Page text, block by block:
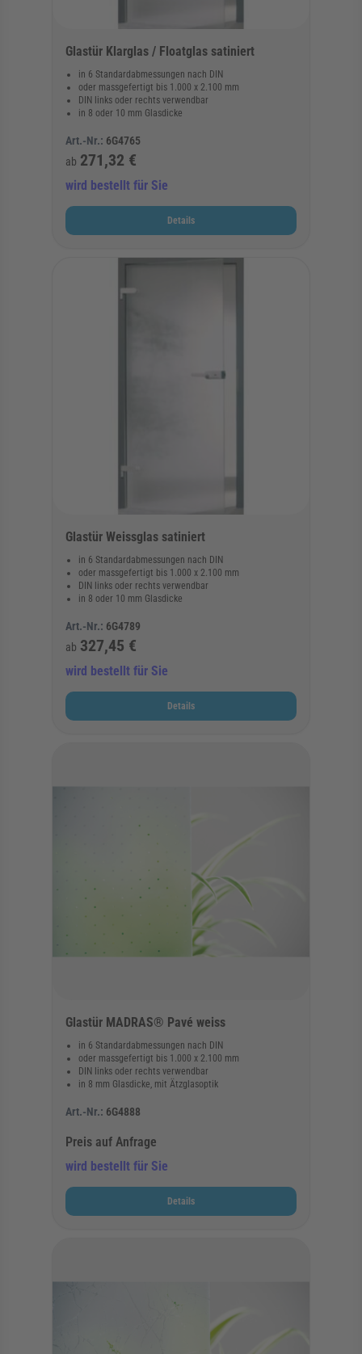
Glastür Klarglas / Floatglas satiniert
in 6 Standardabmessungen nach DIN
oder massgefertigt bis 1.000 x 2.100 mm
DIN links oder rechts verwendbar
in 8 oder 10 mm Glasdicke
Art.-Nr.: 6G4765
ab 271,32 €
wird bestellt für Sie
Details
Glastür Weissglas satiniert
in 6 Standardabmessungen nach DIN
oder massgefertigt bis 1.000 x 2.100 mm
DIN links oder rechts verwendbar
in 8 oder 10 mm Glasdicke
Art.-Nr.: 6G4789
ab 327,45 €
wird bestellt für Sie
Details
Glastür MADRAS® Pavé weiss
in 6 Standardabmessungen nach DIN
oder massgefertigt bis 1.000 x 2.100 mm
DIN links oder rechts verwendbar
in 8 mm Glasdicke, mit Ätzglasoptik
Art.-Nr.: 6G4888
Preis auf Anfrage
wird bestellt für Sie
Details